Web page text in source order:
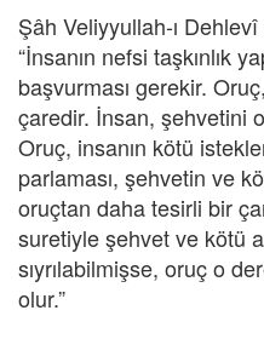
Şâh Veliyyullah-ı
“İnsanın nefsi taşkınlık
başvurması gerekir.
çaredir. İnsan, şehvetini
Oruç, insanın kötü
parlaması, şehvetin ve
oruçtan daha tesirli bir
suretiyle şehvet ve kötü
sıyrılabilmişse, oruç o
olur.”